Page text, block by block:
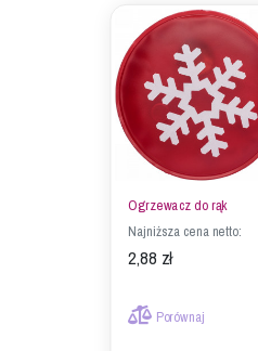
Ogrzewacz do rąk
Najniższa cena netto:
2,88 zł
Porównaj